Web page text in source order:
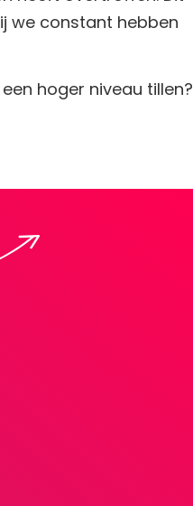
we constant hebben
hoger niveau tillen?